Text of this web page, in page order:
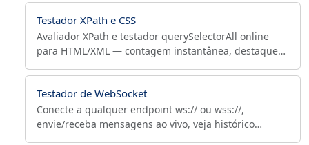
Testador XPath e CSS
Avaliador XPath e testador querySelectorAll online
para HTML/XML — contagem instantânea, destaque
Playwright.
Testador de WebSocket
Conecte a qualquer endpoint ws:// ou wss://,
envie/receba mensagens ao vivo, veja histórico